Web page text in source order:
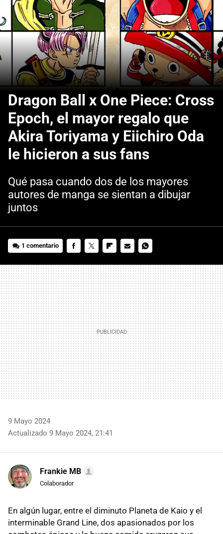
Dragon Ball x One Piece: Cross
Epoch, el mayor regalo que
Akira Toriyama y Eiichiro Oda
le hicieron a sus fans
Qué pasa cuando dos de los mayores
autores de manga se sientan a dibujar
juntos
1 comentario
MAIL
9 Mayo 2024
Actualizado 9 Mayo 2024, 21:41
Frankie MB
Colaborador
En algún lugar, entre el diminuto Planeta de Kaio y el
interminable Grand Line, dos apasionados por los